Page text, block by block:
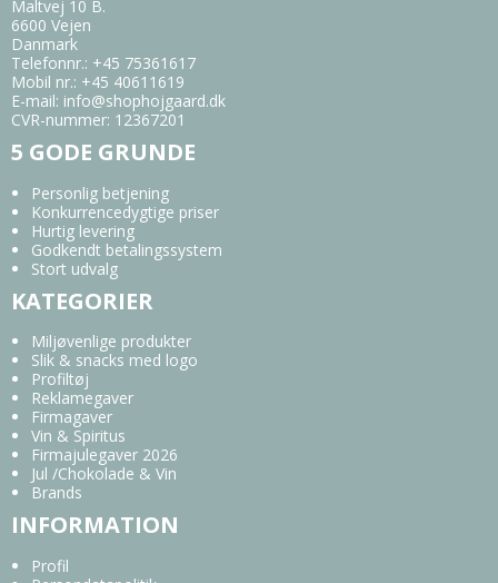
Maltvej 10 B.
6600 Vejen
Danmark
Telefonnr.: +45 75361617
Mobil nr.: +45 40611619
E-mail: info@shophojgaard.dk
CVR-nummer: 12367201
5 GODE GRUNDE
Personlig betjening
Konkurrencedygtige priser
Hurtig levering
Godkendt betalingssystem
Stort udvalg
KATEGORIER
Miljøvenlige produkter
Slik & snacks med logo
Profiltøj
Reklamegaver
Firmagaver
Vin & Spiritus
Firmajulegaver 2026
Jul /Chokolade & Vin
Brands
INFORMATION
Profil